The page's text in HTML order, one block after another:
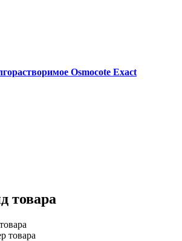
Osmocote Exact
товара
товара